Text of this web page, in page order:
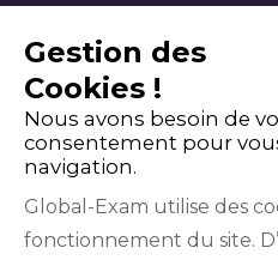
Gestion des
Cookies !
Nous avons besoin de
consentement pour
navigation.
Global-Exam utilise des
fonctionnement du site.